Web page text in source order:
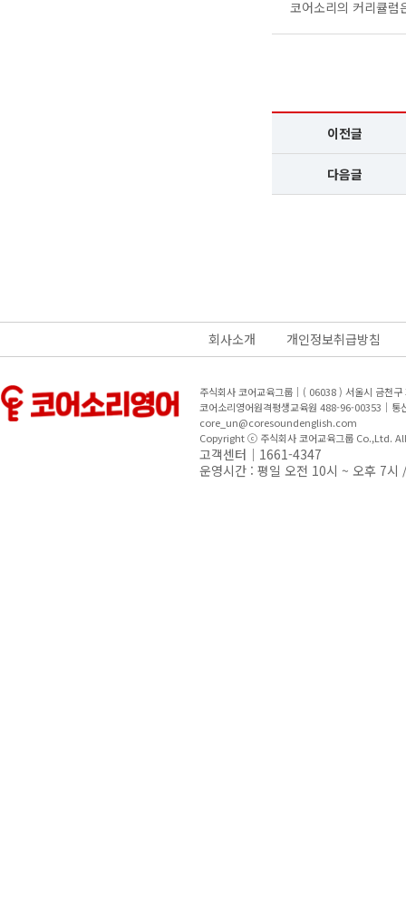
코어소리의 커리큘럼
이전글
다음글
회사소개 개인정보취급방침
주식회사 코어교육그룹｜( 06038 ) 서울시 금천
코어소리영어원격평생교육원 488-96-00353｜
core_un@coresoundenglish.com
Copyright ⓒ 주식회사 코어교육그룹 Co.,Ltd.
고객센터｜1661-4347
운영시간 : 평일 오전 10시 ~ 오후 7